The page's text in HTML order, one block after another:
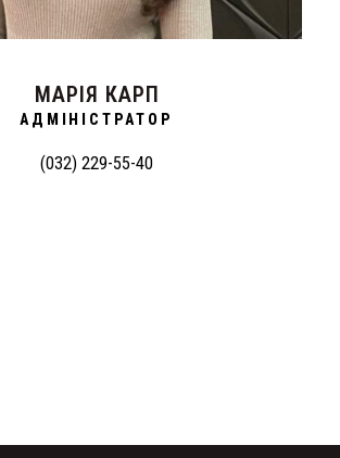
МАРІЯ КАРП
АДМІНІСТРАТОР
(032) 229-55-40